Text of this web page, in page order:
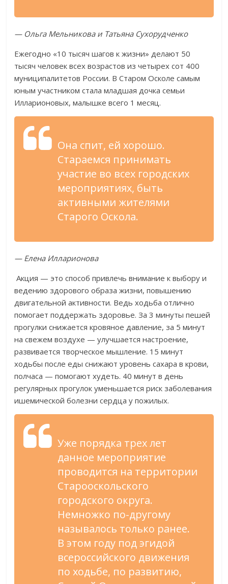
— Ольга Мельникова и Татьяна Сухорудченко
Ежегодно «10 тысяч шагов к жизни» делают 50
тысяч человек всех возрастов из четырех сот 400
муниципалитетов России. В Старом Осколе самым
юным участником стала младшая дочка семьи
Илларионовых, малышке всего 1 месяц.
Она спит, ей хорошо.
Стараемся принимать
участие во всех городских
мероприятиях, быть
активными жителями
Старого Оскола.
— Елена Илларионова
Акция — это способ привлечь внимание к выбору и
ведению здорового образа жизни, повышению
двигательной активности. Ведь ходьба отлично
помогает поддержать здоровье. За 3 минуты пешей
прогулки снижается кровяное давление, за 5 минут
на свежем воздухе — улучшается настроение,
развивается творческое мышление. 15 минут
ходьбы после еды снижают уровень сахара в крови,
полчаса — помогают худеть. 40 минут в день
регулярных прогулок уменьшается риск заболевания
ишемической болезни сердца у пожилых.
Уже порядка трех лет
данное мероприятие
проводится на территории
Старооскольского
городского округа.
Немножко по-другому
называлось только ранее.
В этом году под эгидой
всероссийского движения
по ходьбе, по развитию,